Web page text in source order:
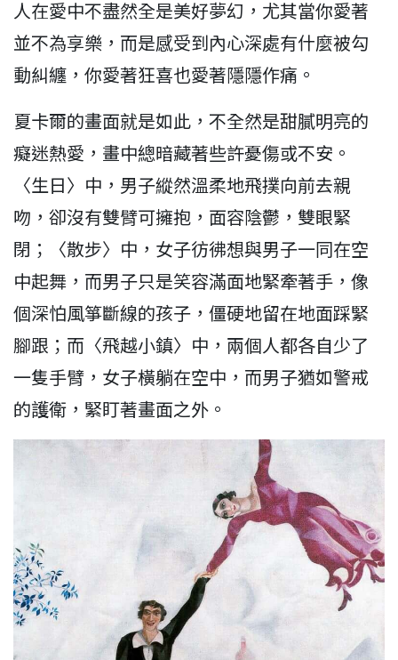
人在愛中不盡然全是美好夢幻，尤其當你愛著
並不為享樂，而是感受到內心深處有什麼被勾
動糾纏，你愛著狂喜也愛著隱隱作痛。
夏卡爾的畫面就是如此，不全然是甜膩明亮的
癡迷熱愛，畫中總暗藏著些許憂傷或不安。
〈生日〉中，男子縱然溫柔地飛撲向前去親
吻，卻沒有雙臂可擁抱，面容陰鬱，雙眼緊
閉；〈散步〉中，女子彷彿想與男子一同在空
中起舞，而男子只是笑容滿面地緊牽著手，像
個深怕風箏斷線的孩子，僵硬地留在地面踩緊
腳跟；而〈飛越小鎮〉中，兩個人都各自少了
一隻手臂，女子橫躺在空中，而男子猶如警戒
的護衛，緊盯著畫面之外。